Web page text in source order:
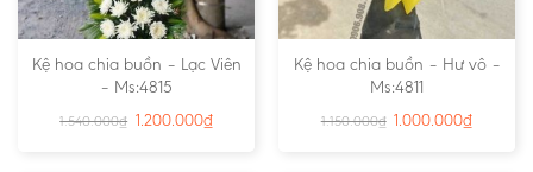
Kệ hoa chia buồn – Lạc Viên
– Ms:4815
1.540.000₫ 1.200.000₫
Kệ hoa chia buồn – Hư vô –
Ms:4811
1.150.000₫ 1.000.000₫